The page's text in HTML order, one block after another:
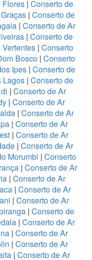
Flores | Conserto de
| Conserto de
| Conserto de Ar
| Conserto de
| Conserto
Bosco | Conserto
Ipes| Conserto de
Lagos| Conserto de
| Conserto de Ar
| Conserto de Ar
| Conserto de Ar
| Conserto de Ar
| Conserto de Ar
| Conserto de Ar
Morumbi | Conserto
| Conserto de Ar
| Conserto de Ar
| Conserto de Ar
| Conserto de Ar
| Conserto de
| Conserto de Ar
| Conserto de Ar
| Conserto de Ar
| Conserto de Ar